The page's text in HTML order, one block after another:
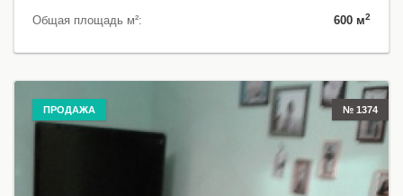
Общая площадь м²:
600 м2
ПРОДАЖА № 1374